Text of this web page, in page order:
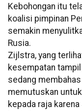
Kebohongan itu
koalisi pimpinan
semakin
Rusia.
Zijlstra, yang
kesempatan
sedang
memutuskan
kepada raja